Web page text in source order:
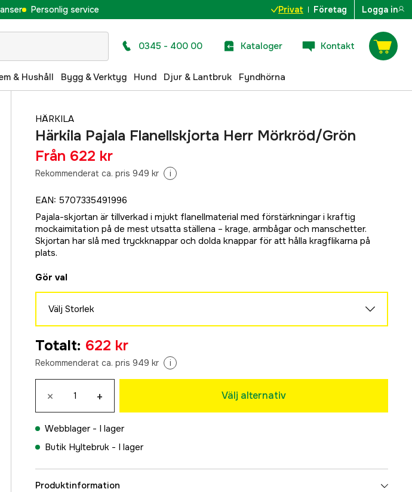
Personlig service Privat Företag Logga in
0345 - 400 00 Kataloger Kontakt
& Hushåll Bygg & Verktyg Hund Djur & Lantbruk Fyndhörna
HÄRKILA
Härkila Pajala Flanellskjorta Herr Mörkröd/Grön
Från 622 kr
Rekommenderat ca. pris 949 kr i
EAN: 5707335491996
Pajala-skjortan är tillverkad i mjukt flanellmaterial med förstärkningar i kraftig
mockaimitation på de mest utsatta ställena – krage, armbågar och manschetter.
Skjortan har slå med tryckknappar och dolda knappar för att hålla kragflikarna på
plats.
Gör val
Välj Storlek
622 kr
M
949 kr
L
949 kr
XL
949 kr
2XL
622 kr
Totalt: 622 kr
Rekommenderat ca. pris 949 kr i
× + Välj alternativ
Webblager - I lager
Butik Hyltebruk - I lager
Produktinformation